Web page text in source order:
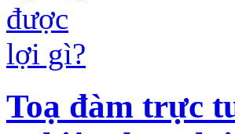
Toạ đàm trực